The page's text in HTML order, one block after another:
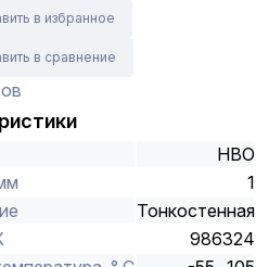
в избранное
в сравнение
НВО
1
Тонкостенная
986324